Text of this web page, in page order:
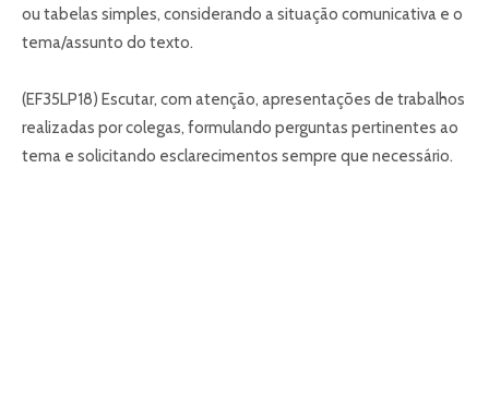
ou tabelas simples, considerando a situação comunicativa e o
tema/assunto do texto.
(EF35LP18) Escutar, com atenção, apresentações de trabalhos
realizadas por colegas, formulando perguntas pertinentes ao
tema e solicitando esclarecimentos sempre que necessário.